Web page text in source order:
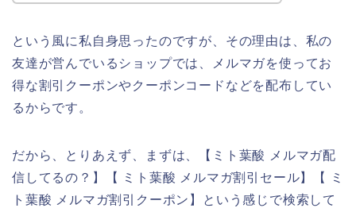
という風に私自身思ったのですが、その理由は、私の
友達が営んでいるショップでは、メルマガを使ってお
得な割引クーポンやクーポンコードなどを配布してい
るからです。
だから、とりあえず、まずは、【ミト葉酸 メルマガ配
信してるの？】【 ミト葉酸 メルマガ割引セール】【 ミ
ト葉酸 メルマガ割引クーポン】という感じで検索して